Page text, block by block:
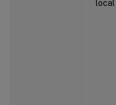
local